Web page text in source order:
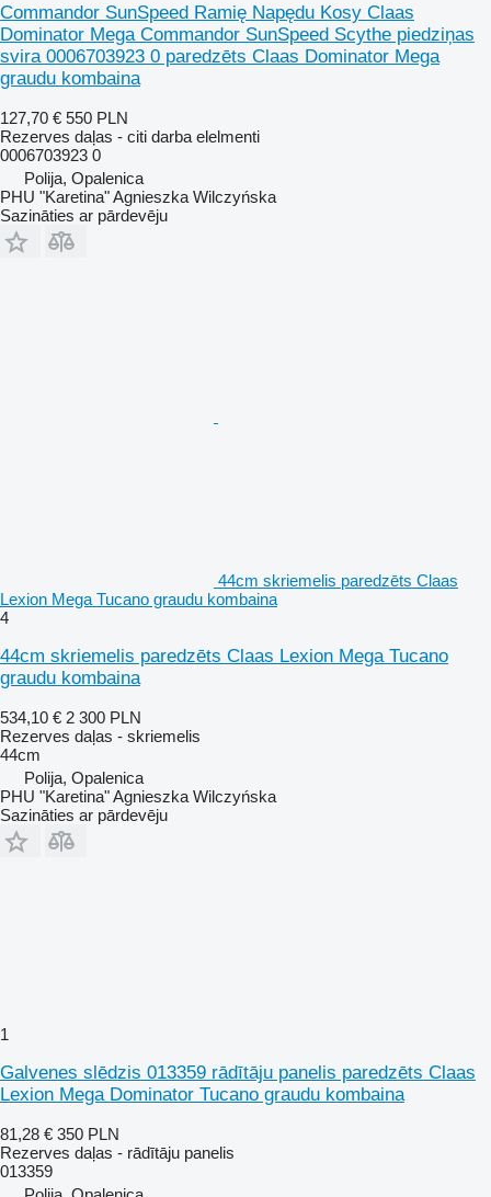
Commandor SunSpeed Ramię Napędu Kosy Claas
Dominator Mega Commandor SunSpeed Scythe piedziņas
svira 0006703923 0 paredzēts Claas Dominator Mega
graudu kombaina
127,70 € 550 PLN
Rezerves daļas - citi darba elelmenti
0006703923 0
Polija, Opalenica
PHU "Karetina" Agnieszka Wilczyńska
Sazināties ar pārdevēju
44cm skriemelis paredzēts Claas
Lexion Mega Tucano graudu kombaina
4
44cm skriemelis paredzēts Claas Lexion Mega Tucano
graudu kombaina
534,10 € 2 300 PLN
Rezerves daļas - skriemelis
44cm
Polija, Opalenica
PHU "Karetina" Agnieszka Wilczyńska
Sazināties ar pārdevēju
1
Galvenes slēdzis 013359 rādītāju panelis paredzēts Claas
Lexion Mega Dominator Tucano graudu kombaina
81,28 € 350 PLN
Rezerves daļas - rādītāju panelis
013359